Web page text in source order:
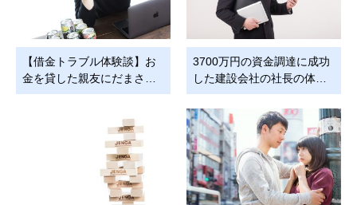
【借金トラブル体験談】お
金を貸した親友にだまさ…
3700万円の資金調達に成功
した建設会社の社長の体…